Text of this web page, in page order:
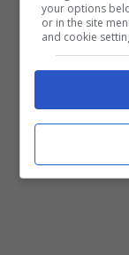
davvero tutti.
your options
or in the site
and cookie